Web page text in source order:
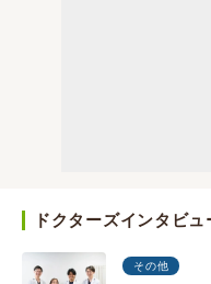
ドクターズインタビュ
その他